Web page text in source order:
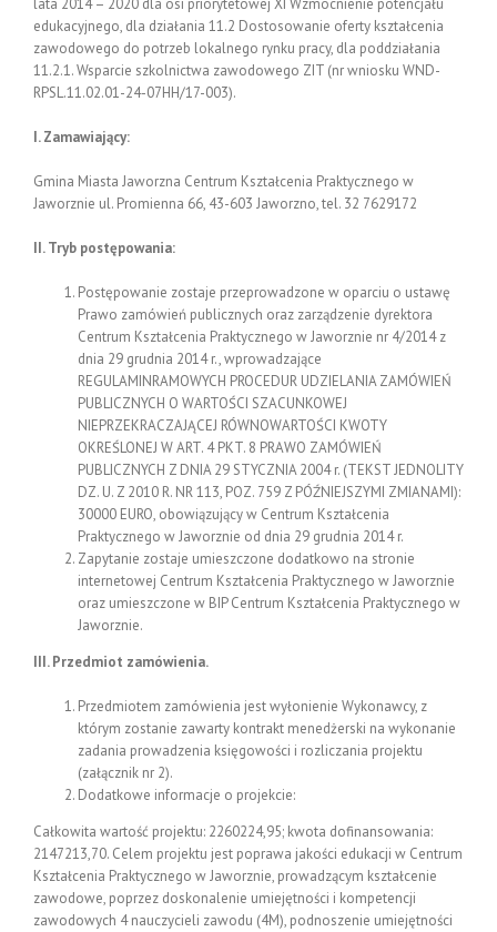
lata 2014 – 2020 dla osi priorytetowej XI Wzmocnienie potencjału
edukacyjnego, dla działania 11.2 Dostosowanie oferty kształcenia
zawodowego do potrzeb lokalnego rynku pracy, dla poddziałania
11.2.1. Wsparcie szkolnictwa zawodowego ZIT (nr wniosku WND-
RPSL.11.02.01-24-07HH/17-003).
I. Zamawiający:
Gmina Miasta Jaworzna Centrum Kształcenia Praktycznego w
Jaworznie ul. Promienna 66, 43-603 Jaworzno, tel. 32 7629172
II. Tryb postępowania:
Postępowanie zostaje przeprowadzone w oparciu o ustawę
Prawo zamówień publicznych oraz zarządzenie dyrektora
Centrum Kształcenia Praktycznego w Jaworznie nr 4/2014 z
dnia 29 grudnia 2014 r., wprowadzające
REGULAMINRAMOWYCH PROCEDUR UDZIELANIA ZAMÓWIEŃ
PUBLICZNYCH O WARTOŚCI SZACUNKOWEJ
NIEPRZEKRACZAJĄCEJ RÓWNOWARTOŚCI KWOTY
OKREŚLONEJ W ART. 4 PKT. 8 PRAWO ZAMÓWIEŃ
PUBLICZNYCH Z DNIA 29 STYCZNIA 2004 r. (TEKST JEDNOLITY
DZ. U. Z 2010 R. NR 113, POZ. 759 Z PÓŹNIEJSZYMI ZMIANAMI):
30000 EURO, obowiązujący w Centrum Kształcenia
Praktycznego w Jaworznie od dnia 29 grudnia 2014 r.
Zapytanie zostaje umieszczone dodatkowo na stronie
internetowej Centrum Kształcenia Praktycznego w Jaworznie
oraz umieszczone w BIP Centrum Kształcenia Praktycznego w
Jaworznie.
III. Przedmiot zamówienia.
Przedmiotem zamówienia jest wyłonienie Wykonawcy, z
którym zostanie zawarty kontrakt menedżerski na wykonanie
zadania prowadzenia księgowości i rozliczania projektu
(załącznik nr 2).
Dodatkowe informacje o projekcie:
Całkowita wartość projektu: 2260224,95; kwota dofinansowania:
2147213,70. Celem projektu jest poprawa jakości edukacji w Centrum
Kształcenia Praktycznego w Jaworznie, prowadzącym kształcenie
zawodowe, poprzez doskonalenie umiejętności i kompetencji
zawodowych 4 nauczycieli zawodu (4M), podnoszenie umiejętności